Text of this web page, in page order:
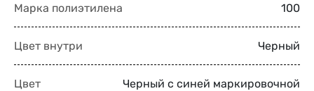
Марка полиэтилена 100
Цвет внутри Черный
Цвет
Черный с синей маркировочной